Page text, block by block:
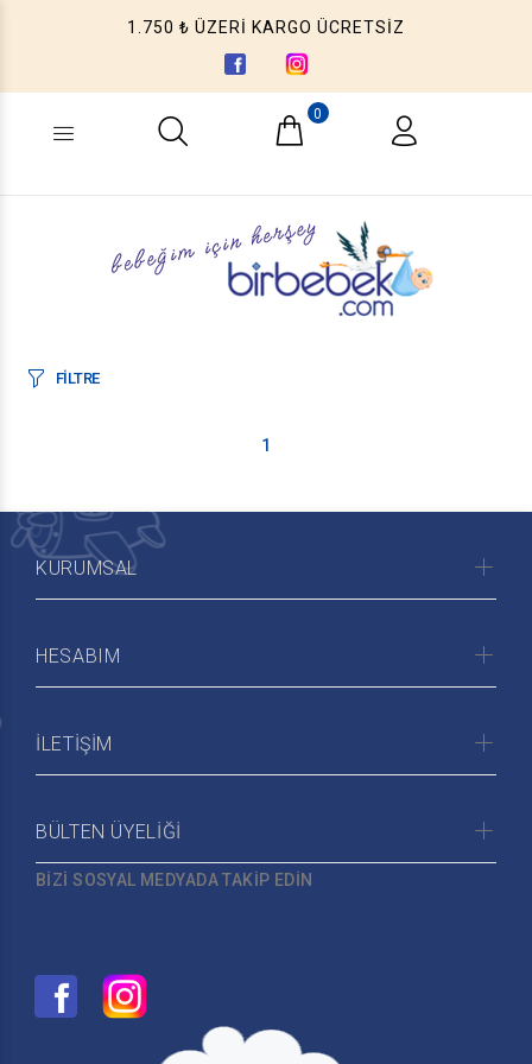
1.750 ₺ ÜZERİ KARGO ÜCRETSİZ
Ne aramıştınız? (Ürün, Kategori ...)
0
FİLTRE
1
KURUMSAL
HESABIM
İLETİŞİM
BÜLTEN ÜYELİĞİ
BİZİ SOSYAL MEDYADA TAKİP EDİN